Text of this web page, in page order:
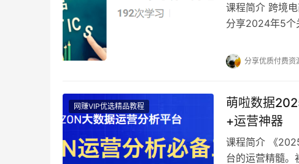
课程简介 跨境
分享2024年5个
分享优质付费资
网赚VIP优选精品教程
萌啦数据
+运营神器
课程简介 《
台的运营精髓。